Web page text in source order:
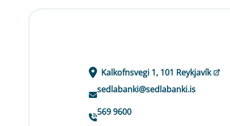
Kalkofnsvegi 1, 101 Reykjavík
sedlabanki@sedlabanki.is
569 9600